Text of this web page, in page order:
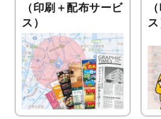
（印刷＋配布サービ
ス）
ス